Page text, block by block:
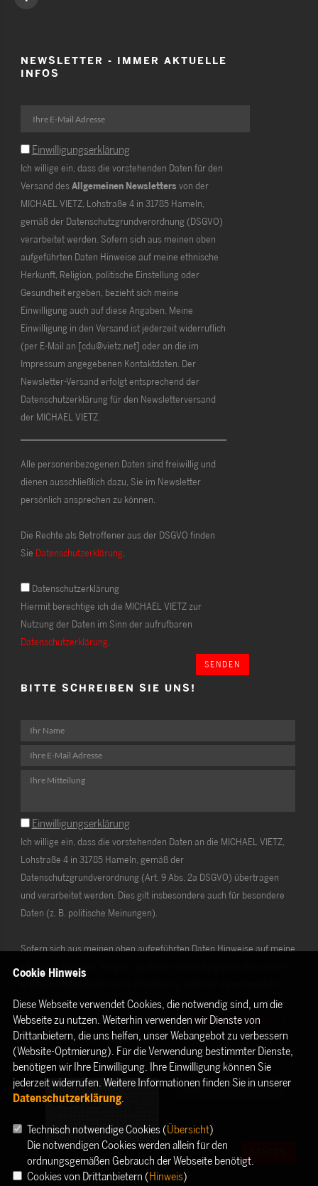
NEWSLETTER - IMMER AKTUELLE
INFOS
Einwilligungserklärung
Ich willige ein, dass die vorstehenden Daten für den
Versand desAllgemeinen Newsletters von der
MICHAEL VIETZ, Lohstraße 4 in 31785 Hameln,
gemäß der Datenschutzgrundverordnung (DSGVO)
verarbeitet werden. Sofern sich aus meinen oben
aufgeführten Daten Hinweise auf meine ethnische
Herkunft, Religion, politische Einstellung oder
Gesundheit ergeben, bezieht sich meine
Einwilligung auch auf diese Angaben. Meine
Einwilligung in den Versand ist jederzeit widerruflich
(per E-Mail an [cdu@vietz.net] oder an die im
Impressum angegebenen Kontaktdaten. Der
Newsletter-Versand erfolgt entsprechend der
Datenschutzerklärung für den Newsletterversand
der MICHAEL VIETZ.
Alle personenbezogenen Daten sind freiwillig und
dienen ausschließlich dazu, Sie im Newsletter
persönlich ansprechen zu können.
Die Rechte als Betroffener aus der DSGVO finden
Sie Datenschutzerklärung.
Datenschutzerklärung
Hiermit berechtige ich die MICHAEL VIETZ zur
Nutzung der Daten im Sinn der aufrufbaren
Datenschutzerklärung.
SENDEN
BITTE SCHREIBEN SIE UNS!
Einwilligungserklärung
Ich willige ein, dass die vorstehenden Daten an die MICHAEL VIETZ,
Lohstraße 4 in 31785 Hameln, gemäß der
Datenschutzgrundverordnung (Art. 9 Abs. 2a DSGVO) übertragen
und verarbeitet werden. Dies gilt insbesondere auch für besondere
Daten (z. B. politische Meinungen).
Sofern sich aus meinen oben aufgeführten Daten Hinweise auf meine
ethnische Herkunft, Religion, politische Einstellung oder Gesundheit
Die Rechte als Betroffener aus der DSGVO ( Datenschutzerklärung
habe ich gelesen und verstanden.
Cookie Hinweis
Diese Webseite verwendet Cookies, die notwendig sind, um die
Webseite zu nutzen. Weiterhin verwenden wir Dienste von
Drittanbietern, die uns helfen, unser Webangebot zu verbessern
(Website-Optmierung). Für die Verwendung bestimmter Dienste,
benötigen wir Ihre Einwilligung. Ihre Einwilligung können Sie
jederzeit widerrufen. Weitere Informationen finden Sie in unserer
Datenschutzerklärung.
Technisch notwendige Cookies (Übersicht)
Die notwendigen Cookies werden allein für den
ordnungsgemäßen Gebrauch der Webseite benötigt.
Cookies von Drittanbietern (Hinweis)